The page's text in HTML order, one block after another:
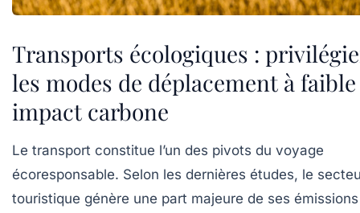
Transports écologiques :
les modes de déplacement à faible
impact carbone
Le transport constitue l’un des pivots du voyage
écoresponsable. Selon les dernières études, le
touristique génère une part majeure de ses